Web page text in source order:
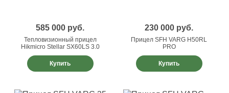
585 000 руб.
Тепловизионный прицел
Hikmicro Stellar SX60LS 3.0
Купить
230 000 руб.
Прицел SFH VARG H50RL
PRO
Купить